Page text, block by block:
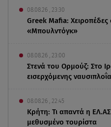
08.08.26 , 23:30
Greek Mafia:
«Μπουλντόγκ»
08.08.26 , 23:00
Στενά του Ορμούζ: Στο
εισερχόμενης
08.08.26 , 22:45
Κρήτη: Τι απαντά η
μεθυσμένο τουρίστα